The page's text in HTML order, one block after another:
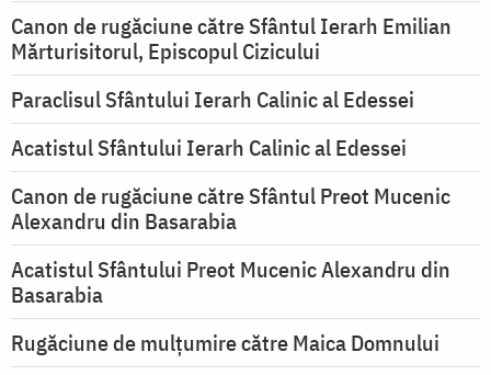
Canon de rugăciune către Sfântul Ierarh Emilian
Mărturisitorul, Episcopul Cizicului
Paraclisul Sfântului Ierarh Calinic al Edessei
Acatistul Sfântului Ierarh Calinic al Edessei
Canon de rugăciune către Sfântul Preot Mucenic
Alexandru din Basarabia
Acatistul Sfântului Preot Mucenic Alexandru din
Basarabia
Rugăciune de mulţumire către Maica Domnului